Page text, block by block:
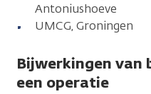
Antoniushoeve
UMCG, Groningen
Bijwerkingen van
een operatie